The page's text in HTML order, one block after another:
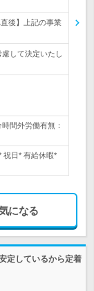
後】上記の事業
して決定いたし
間外労働有無：
日* 有給休暇*
になる
定しているから定着